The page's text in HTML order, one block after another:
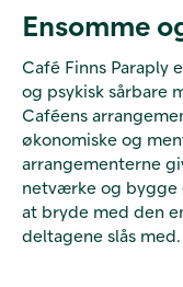
Ensomme
Café Finns Paraply
og psykisk sårbare
Caféens
økonomiske og
arrangementerne
netværke og bygge
at bryde med den
deltagene slås med.